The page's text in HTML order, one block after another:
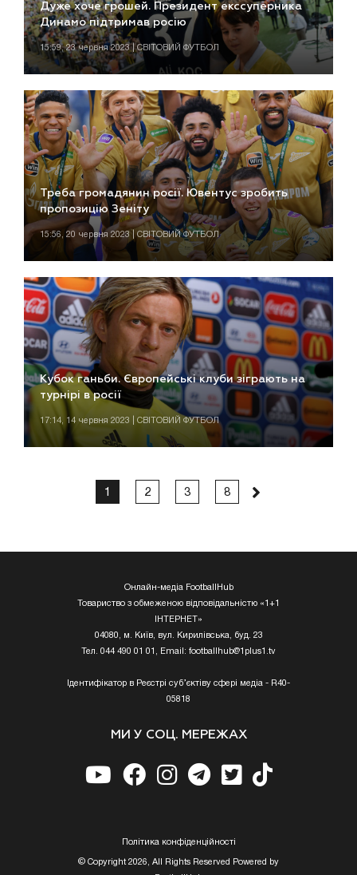
Дуже хоче грошей. Президент екссуперника
Динамо підтримав росію
15:59, 23 червня 2023 | СВІТОВИЙ ФУТБОЛ
Треба громадянин росії. Ювентус зробить
пропозицію Зеніту
15:56, 20 червня 2023 | СВІТОВИЙ ФУТБОЛ
Кубок ганьби. Європейські клуби зіграють на
турнірі в росії
17:14, 14 червня 2023 | СВІТОВИЙ ФУТБОЛ
1 2 3 8
Онлайн-медіа FootballHub
Товариство з обмеженою відповідальністю «1+1
ІНТЕРНЕТ»
04080, м. Київ, вул. Кирилівська, буд. 23
Тел. 044 490 01 01, Email: footballhub@1plus1.tv
Ідентифікатор в Реєстрі суб’єктіву сфері медіа - R40-
05818
МИ У СОЦ. МЕРЕЖАХ
Полiтика конфiденцiйностi
© Copyright 2026, All Rights Reserved Powered by